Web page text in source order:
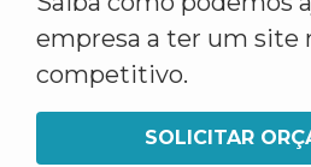
empresa a ter um site
competitivo.
SOLICITAR